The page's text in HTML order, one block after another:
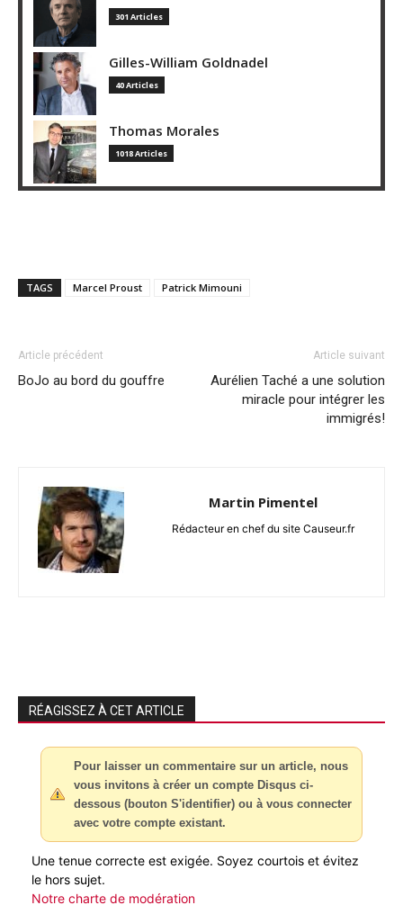
301 Articles
Gilles-William Goldnadel
40 Articles
Thomas Morales
1018 Articles
TAGS Marcel Proust Patrick Mimouni
Article précédent
BoJo au bord du gouffre
Article suivant
Aurélien Taché a une solution
miracle pour intégrer les
immigrés!
Martin Pimentel
Rédacteur en chef du site Causeur.fr
RÉAGISSEZ À CET ARTICLE
Pour laisser un commentaire sur un article, nous
vous invitons à créer un compte Disqus ci-
dessous (bouton S'identifier) ou à vous connecter
avec votre compte existant.
Une tenue correcte est exigée. Soyez courtois et évitez
le hors sujet.
Notre charte de modération